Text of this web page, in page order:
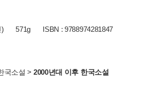
571g ISBN : 9788974281847
국소설 > 2000년대 이후 한국소설